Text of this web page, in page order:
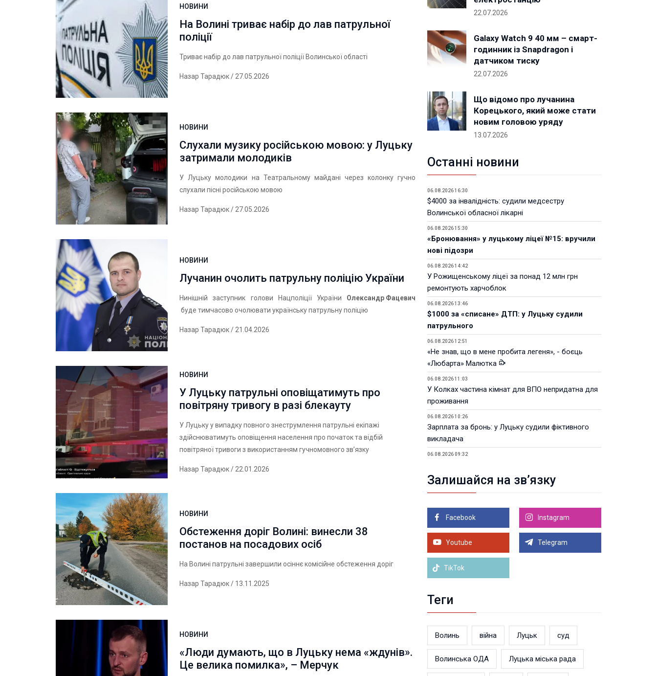
НОВИНИ
На Волині триває набір до лав патрульної
поліції
Триває набір до лав патрульної поліції Волинської області
Назар Тарадюк/ 27.05.2026
НОВИНИ
Слухали музику російською мовою: у Луцьку
затримали молодиків
У Луцьку молодики на Театральному майдані через колонку гучно
слухали пісні російською мовою
Назар Тарадюк/ 27.05.2026
НОВИНИ
Лучанин очолить патрульну поліцію України
Нинішній заступник голови Нацполіції України Олександр Фацевич
буде тимчасово очолювати українську патрульну поліцію
Назар Тарадюк/ 21.04.2026
НОВИНИ
У Луцьку патрульні оповіщатимуть про
повітряну тривогу в разі блекауту
У Луцьку у випадку повного знеструмлення патрульні екіпажі
здійснюватимуть оповіщення населення про початок та відбій
повітряної тривоги з використанням гучномовного зв’язку
Назар Тарадюк/ 22.01.2026
НОВИНИ
Обстеження доріг Волині: винесли 38
постанов на посадових осіб
На Волині патрульні завершили осіннє комісійне обстеження доріг
Назар Тарадюк/ 13.11.2025
НОВИНИ
«Люди думають, що в Луцьку нема «ждунів».
Це велика помилка», – Мерчук
22.07.2026
Galaxy Watch 9 40 мм – смарт-
годинник із Snapdragon і
датчиком тиску
22.07.2026
Що відомо про лучанина
Корецького, який може стати
новим головою уряду
13.07.2026
Останні новини
06.08.2026 16:30
$4000 за інвалідність: судили медсестру
Волинської обласної лікарні
06.08.2026 15:30
«Бронювання» у луцькому ліцеї №15: вручили
нові підозри
06.08.2026 14:42
У Рожищенському ліцеї за понад 12 млн грн
ремонтують харчоблок
06.08.2026 13:46
$1000 за «списане» ДТП: у Луцьку судили
патрульного
06.08.2026 12:51
«Не знав, що в мене пробита легеня», - боєць
«Любарта» Малютка
06.08.2026 11:03
У Колках частина кімнат для ВПО непридатна для
проживання
06.08.2026 10:26
Зарплата за бронь: у Луцьку судили фіктивного
викладача
06.08.2026 09:32
05.08.2026 21:18
Порівняння телеоб'єктивів Sigma Sports та Sony G-
05.08.2026 21:00
У Луцьку на 99,9% готовий новий Державний
ветеранський простір. ВІДЕО
Більше новин
Залишайся на зв’язку
Facebook Instagram
Youtube Telegram
TikTok
Теги
Волинь війна Луцьк суд
Волинська ОДА Луцька міська рада